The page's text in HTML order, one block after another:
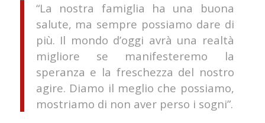
“La nostra famiglia ha una buona
salute, ma sempre possiamo dare di
più. Il mondo d’oggi avrà una realtà
migliore se manifesteremo la
speranza e la freschezza del nostro
agire. Diamo il meglio che possiamo,
mostriamo di non aver perso i sogni”.